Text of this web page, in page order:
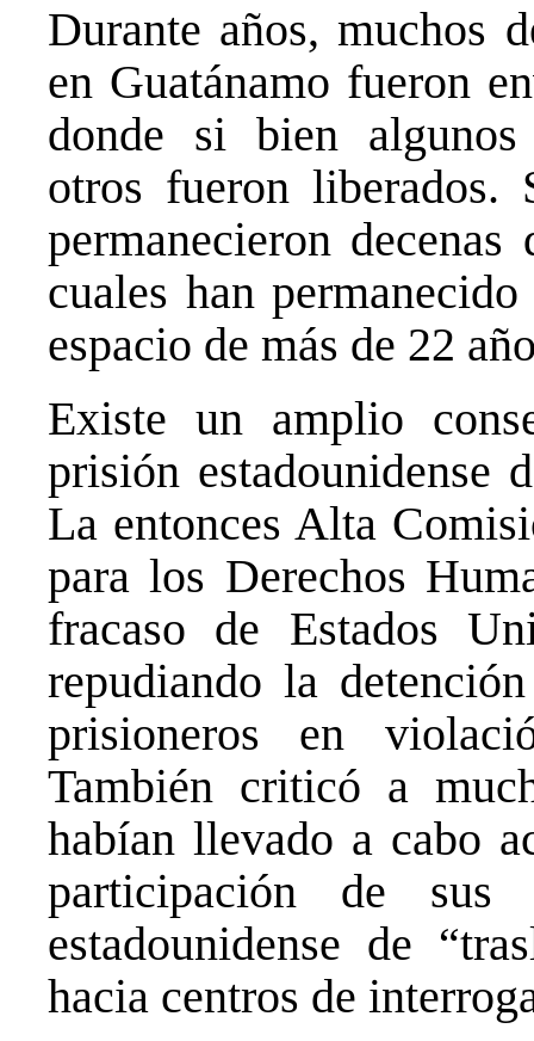
Durante años, muchos
en Guatánamo fueron
donde si bien algunos
otros fueron liberados.
permanecieron
cuales han
espacio de más de 22
Existe un amplio
prisión estadounidense
La entonces Alta
para los Derechos
fracaso de Estados
repudiando la
prisioneros en
También criticó a
habían llevado a cabo
participación de sus
estadounidense de
hacia centros de